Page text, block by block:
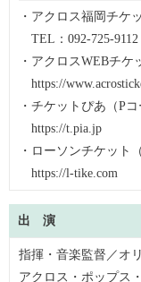
・アクロス福岡チケ
TEL：092-725-9112
・アクロスWEBチケ
https://
・チケットぴあ（P
https://t.pia.jp
・ローソンチケット
https://l-tike.com
出 演
指揮・音楽監督／オ
アクロス・ポップス